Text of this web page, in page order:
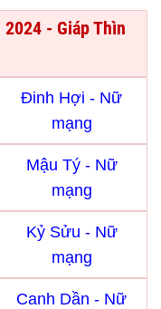
2024 - Giáp Thìn
Đinh Hợi - Nữ
mạng
Mậu Tý - Nữ
mạng
Kỷ Sửu - Nữ
mạng
Canh Dần - Nữ